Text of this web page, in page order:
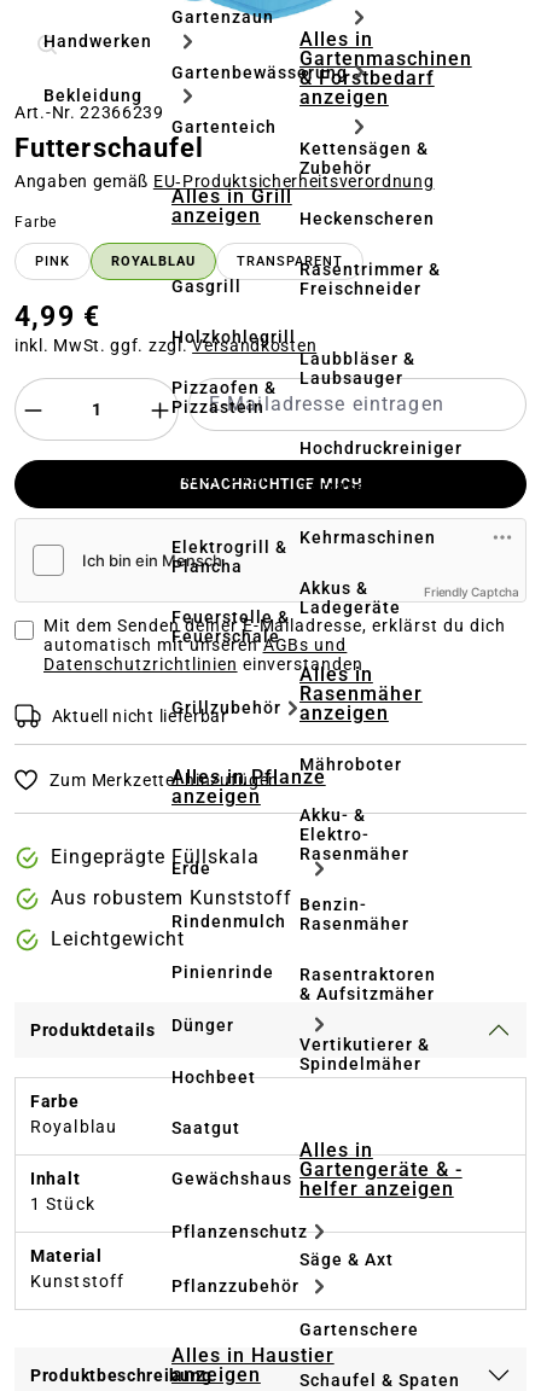
Handwerken
Bekleidung
Gartenzaun
Gartenbewässerung
Gartenteich
Alles in Grill
anzeigen
Gasgrill
Holzkohlegrill
Pizzaofen &
Pizzastein
Dutch Oven
Elektrogrill &
Plancha
Feuerstelle &
Feuerschale
Grillzubehör
Alles in Pflanze
anzeigen
Erde
Rindenmulch
Pinienrinde
Dünger
Hochbeet
Saatgut
Gewächshaus
Pflanzenschutz
Pflanzzubehör
Alles in Haustier
anzeigen
Alles in
Gartenmaschinen
& Forstbedarf
anzeigen
Kettensägen &
Zubehör
Heckenscheren
Rasentrimmer &
Freischneider
Laubbläser &
Laubsauger
Hochdruckreiniger
Terrassenreinigung
Kehrmaschinen
Akkus &
Ladegeräte
Alles in
Rasenmäher
anzeigen
Mähroboter
Akku- &
Elektro-
Rasenmäher
Benzin-
Rasenmäher
Rasentraktoren
& Aufsitzmäher
Vertikutierer &
Spindelmäher
Alles in
Gartengeräte & -
helfer anzeigen
Säge & Axt
Gartenschere
Schaufel & Spaten
Art.-Nr. 22366239
Futterschaufel
Angaben gemäß EU‑Produktsicherheitsverordnung
Farbe
PINK ROYALBLAU TRANSPARENT
4,99 €
inkl. MwSt. ggf. zzgl.Versandkosten
BENACHRICHTIGE MICH
Friendly Captcha
Mit dem Senden deiner E-Mailadresse, erklärst du dich
automatisch mit unserenAGBs und
Datenschutzrichtlinien einverstanden
Aktuell nicht lieferbar
Zum Merkzettel hinzufügen
Eingeprägte Füllskala
Aus robustem Kunststoff
Leichtgewicht
Produktdetails
Farbe
Royalblau
Inhalt
1 Stück
Material
Kunststoff
Produktbeschreibung